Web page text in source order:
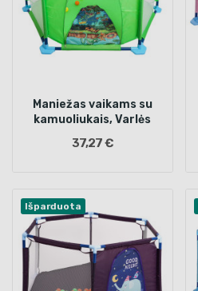
Maniežas vaikams su
kamuoliukais, Varlės
37,27 €
Išparduota